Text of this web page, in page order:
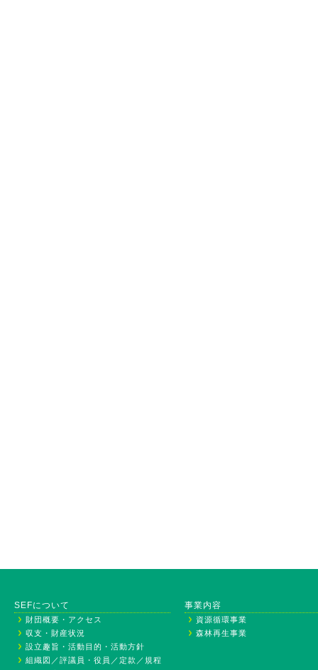
SEFについて
財団概要・アクセス
収支・財産状況
設立趣旨・活動目的・活動方針
組織図／評議員・役員／定款／規程
事業内容
資源循環事業
森林再生事業